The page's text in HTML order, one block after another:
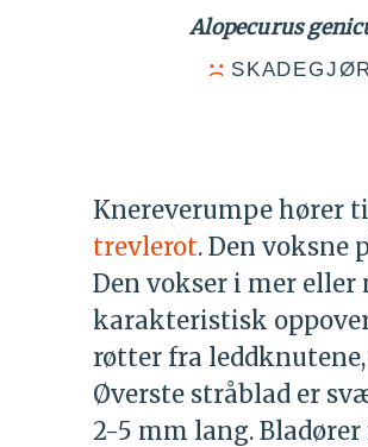
Alopecurus
Knereverumpe hører
trevlerot. Den voksne
Den vokser i mer
karakteristisk
røtter fra
Øverste stråblad er
2-5 mm lang.